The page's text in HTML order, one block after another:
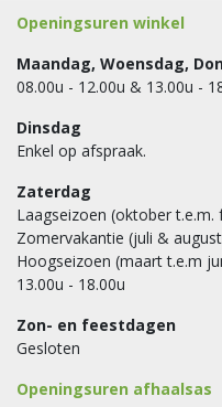
Openingsuren winkel
Maandag, Woensdag,
08.00u - 12.00u & 13.00u -
Dinsdag
Enkel op afspraak.
Zaterdag
Laagseizoen (oktober t.e.m.
Zomervakantie (juli &
Hoogseizoen (maart t.e.m
13.00u - 18.00u
Zon- en feestdagen
Gesloten
Openingsuren afhaalsas